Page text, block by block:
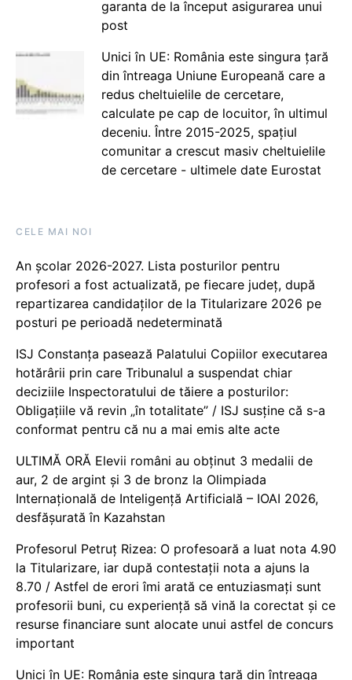
garanta de la început asigurarea unui
post
Unici în UE: România este singura țară
din întreaga Uniune Europeană care a
redus cheltuielile de cercetare,
calculate pe cap de locuitor, în ultimul
deceniu. Între 2015-2025, spațiul
comunitar a crescut masiv cheltuielile
de cercetare - ultimele date Eurostat
CELE MAI NOI
An școlar 2026-2027. Lista posturilor pentru
profesori a fost actualizată, pe fiecare județ, după
repartizarea candidaților de la Titularizare 2026 pe
posturi pe perioadă nedeterminată
ISJ Constanța pasează Palatului Copiilor executarea
hotărârii prin care Tribunalul a suspendat chiar
deciziile Inspectoratului de tăiere a posturilor:
Obligațiile vă revin „în totalitate” / ISJ susține că s-a
conformat pentru că nu a mai emis alte acte
ULTIMĂ ORĂ Elevii români au obținut 3 medalii de
aur, 2 de argint și 3 de bronz la Olimpiada
Internațională de Inteligență Artificială – IOAI 2026,
desfășurată în Kazahstan
Profesorul Petruț Rizea: O profesoară a luat nota 4.90
la Titularizare, iar după contestații nota a ajuns la
8.70 / Astfel de erori îmi arată ce entuziasmați sunt
profesorii buni, cu experiență să vină la corectat și ce
resurse financiare sunt alocate unui astfel de concurs
important
Unici în UE: România este singura țară din întreaga